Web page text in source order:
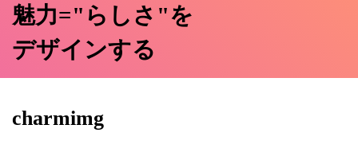
魅力="らしさ"を
デザインする
charmimg